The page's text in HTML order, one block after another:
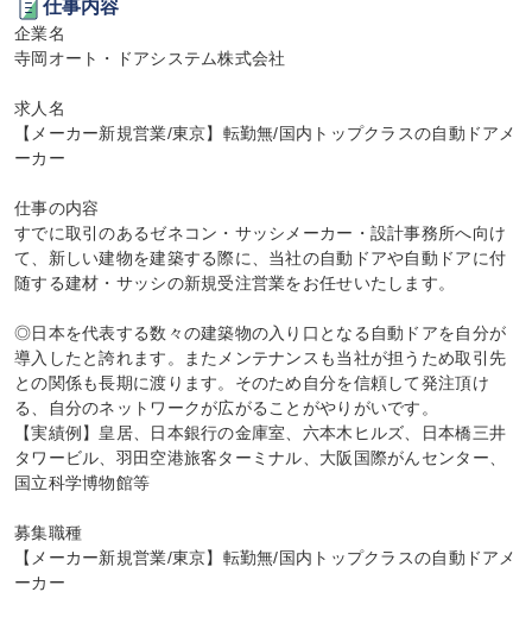
仕事内容
企業名
寺岡オート・ドアシステム株式会社
求人名
【メーカー新規営業/東京】転勤無/国内トップクラスの自動ドアメ
ーカー
仕事の内容
すでに取引のあるゼネコン・サッシメーカー・設計事務所へ向け
て、新しい建物を建築する際に、当社の自動ドアや自動ドアに付
随する建材・サッシの新規受注営業をお任せいたします。
◎日本を代表する数々の建築物の入り口となる自動ドアを自分が
導入したと誇れます。またメンテナンスも当社が担うため取引先
との関係も長期に渡ります。そのため自分を信頼して発注頂け
る、自分のネットワークが広がることがやりがいです。
【実績例】皇居、日本銀行の金庫室、六本木ヒルズ、日本橋三井
タワービル、羽田空港旅客ターミナル、大阪国際がんセンター、
国立科学博物館等
募集職種
【メーカー新規営業/東京】転勤無/国内トップクラスの自動ドアメ
ーカー